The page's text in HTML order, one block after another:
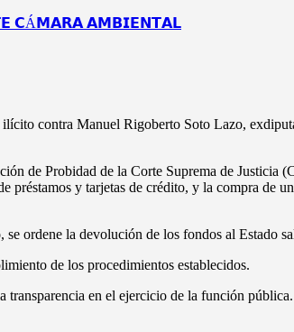
contra Manuel Rigoberto Soto Lazo,
de Probidad de la Corte Suprema de Justicia
préstamos y tarjetas de crédito, y la compra de
ordene la devolución de los fondos al Estado
de los procedimientos establecidos.
transparencia en el ejercicio de la función pública.